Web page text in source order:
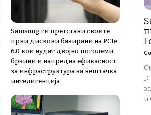
Samsung ги претстави своите
први дискови базирани на PCIe
6.0 кои нудат двојно поголеми
брзини и напредна ефикасност
за инфраструктура за вештачка
интелигенција
и